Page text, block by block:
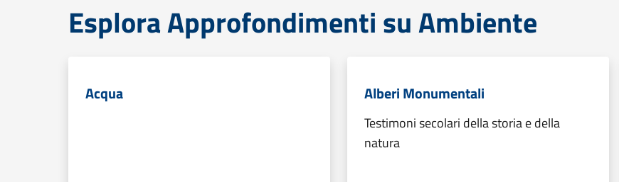
Esplora Approfondimenti su Ambiente
Acqua Alberi Monumentali
Testimoni secolari della storia e della
natura